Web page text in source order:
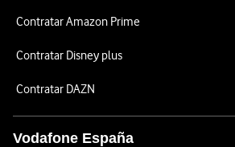
Contratar Amazon Prime
Contratar Disney plus
Contratar DAZN
Vodafone España